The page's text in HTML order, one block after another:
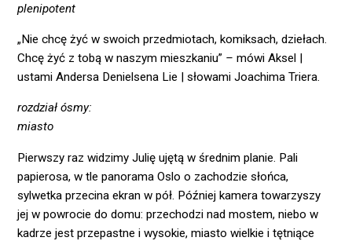
plenipotent
„Nie chcę żyć w swoich przedmiotach, komiksach, dziełach.
Chcę żyć z tobą w naszym mieszkaniu” –mówi Aksel |
ustami Andersa Denielsena Lie | słowami Joachima Triera.
rozdział ósmy:
miasto
Pierwszy raz widzimy Julię ujętą w średnim planie. Pali
papierosa, w tle panorama Oslo o zachodzie słońca,
sylwetka przecina ekran w pół. Później kamera towarzyszy
jej w powrocie do domu: przechodzi nad mostem, niebo w
kadrze jest przepastne i wysokie, miasto wielkie i tętniące